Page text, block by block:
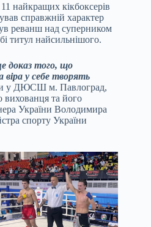
найкращих кікбоксерів
справжній характер
реванш над суперником
титул найсильнішого.
доказ того, що
віра у себе творять
у ДЮСШ м. Павлоград,
вихованця та його
України Володимира
спорту України